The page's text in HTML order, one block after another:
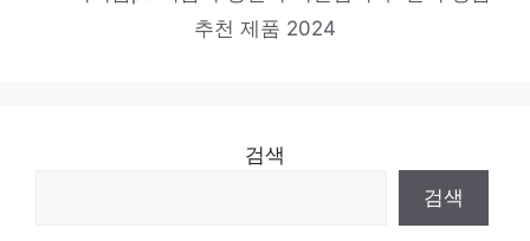
추천 제품 2024
추천 제품 2024
검색
검색